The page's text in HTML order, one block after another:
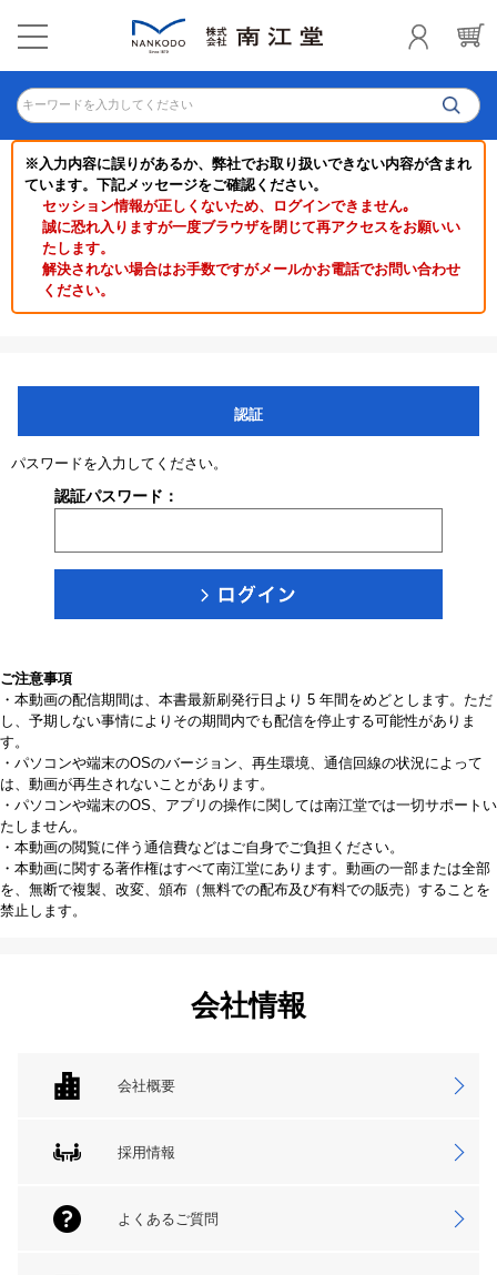
キーワードを入力してください
※入力内容に誤りがあるか、弊社でお取り扱いできない内容が含まれ
ています。下記メッセージをご確認ください。
セッション情報が正しくないため、ログインできません｡
誠に恐れ入りますが一度ブラウザを閉じて再アクセスをお願いい
たします。
解決されない場合はお手数ですがメールかお電話でお問い合わせ
ください。
認証
パスワードを入力してください。
認証パスワード：
ご注意事項
・本動画の配信期間は、本書最新刷発行日より 5 年間をめどとします。ただ
し、予期しない事情によりその期間内でも配信を停止する可能性がありま
す。
・パソコンや端末のOSのバージョン、再生環境、通信回線の状況によって
は、動画が再生されないことがあります。
・パソコンや端末のOS、アプリの操作に関しては南江堂では一切サポートい
たしません。
・本動画の閲覧に伴う通信費などはご自身でご負担ください。
・本動画に関する著作権はすべて南江堂にあります。動画の一部または全部
を、無断で複製、改変、頒布（無料での配布及び有料での販売）することを
禁止します。
会社情報
会社概要
採用情報
よくあるご質問